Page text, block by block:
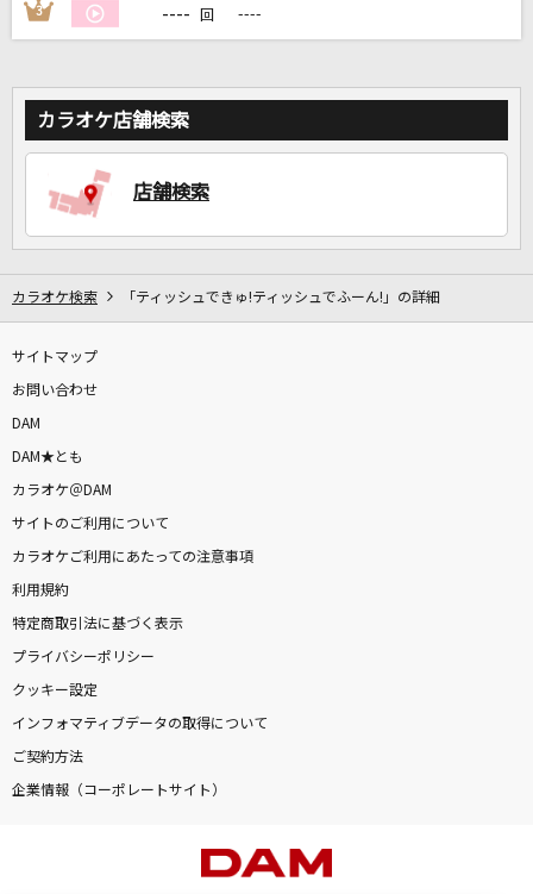
3 ---- 回 ----
カラオケ店舗検索
店舗検索
カラオケ検索 「ティッシュできゅ!ティッシュでふーん!」の詳細
サイトマップ
お問い合わせ
DAM
DAM★とも
カラオケ＠DAM
サイトのご利用について
カラオケご利用にあたっての注意事項
利用規約
特定商取引法に基づく表示
プライバシーポリシー
クッキー設定
インフォマティブデータの取得について
ご契約方法
企業情報（コーポレートサイト）